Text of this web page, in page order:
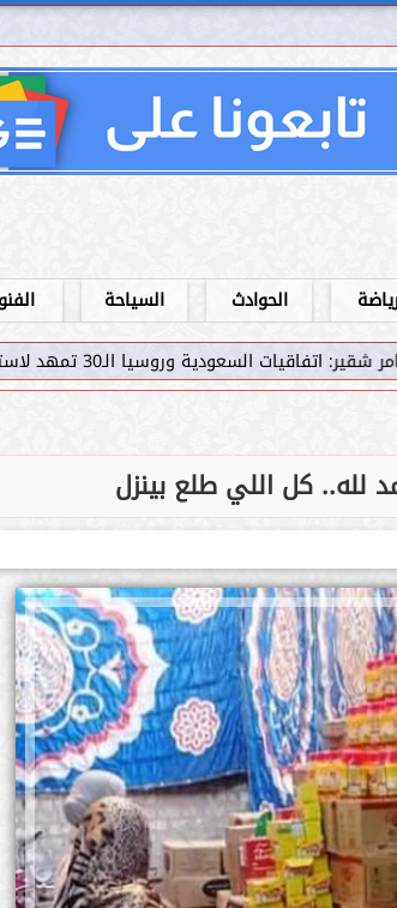
الحوادث السياحة
لاستثمارات استراتيجية واعدة في رؤية...
لله.. كل اللي طلع بينزل